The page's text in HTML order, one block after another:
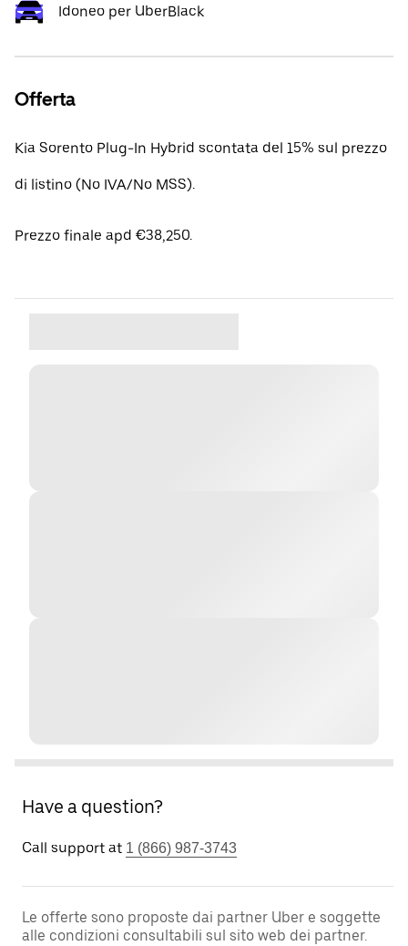
Idoneo per UberBlack
Offerta
Kia Sorento Plug-In Hybrid scontata del 15% sul prezzo
di listino (No IVA/No MSS).
Prezzo finale apd €38,250.
Have a question?
Call support at 1 (866) 987-3743
Le offerte sono proposte dai partner Uber e soggette
alle condizioni consultabili sul sito web dei partner.